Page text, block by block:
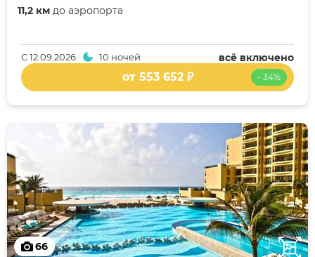
11,2 км до аэропорта
всё включено
С12.09.2026 10 ночей
- 34%
от 553 652 ₽
66